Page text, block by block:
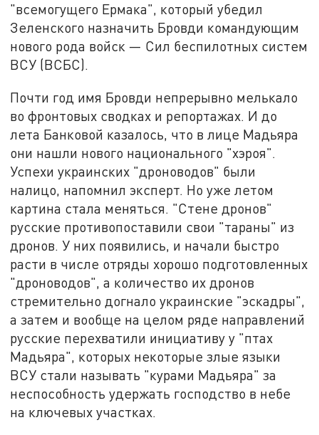
"всемогущего Ермака", который убедил
Зеленского назначить Бровди командующим
нового рода войск — Сил беспилотных систем
ВСУ (ВСБС).
Почти год имя Бровди непрерывно мелькало
во фронтовых сводках и репортажах. И до
лета Банковой казалось, что в лице Мадьяра
они нашли нового национального "хэроя".
Успехи украинских "дроноводов" были
налицо, напомнил эксперт. Но уже летом
картина стала меняться. "Стене дронов"
русские противопоставили свои "тараны" из
дронов. У них появились, и начали быстро
расти в числе отряды хорошо подготовленных
"дроноводов", а количество их дронов
стремительно догнало украинские "эскадры",
а затем и вообще на целом ряде направлений
русские перехватили инициативу у "птах
Мадьяра", которых некоторые злые языки
ВСУ стали называть "курами Мадьяра" за
неспособность удержать господство в небе
на ключевых участках.